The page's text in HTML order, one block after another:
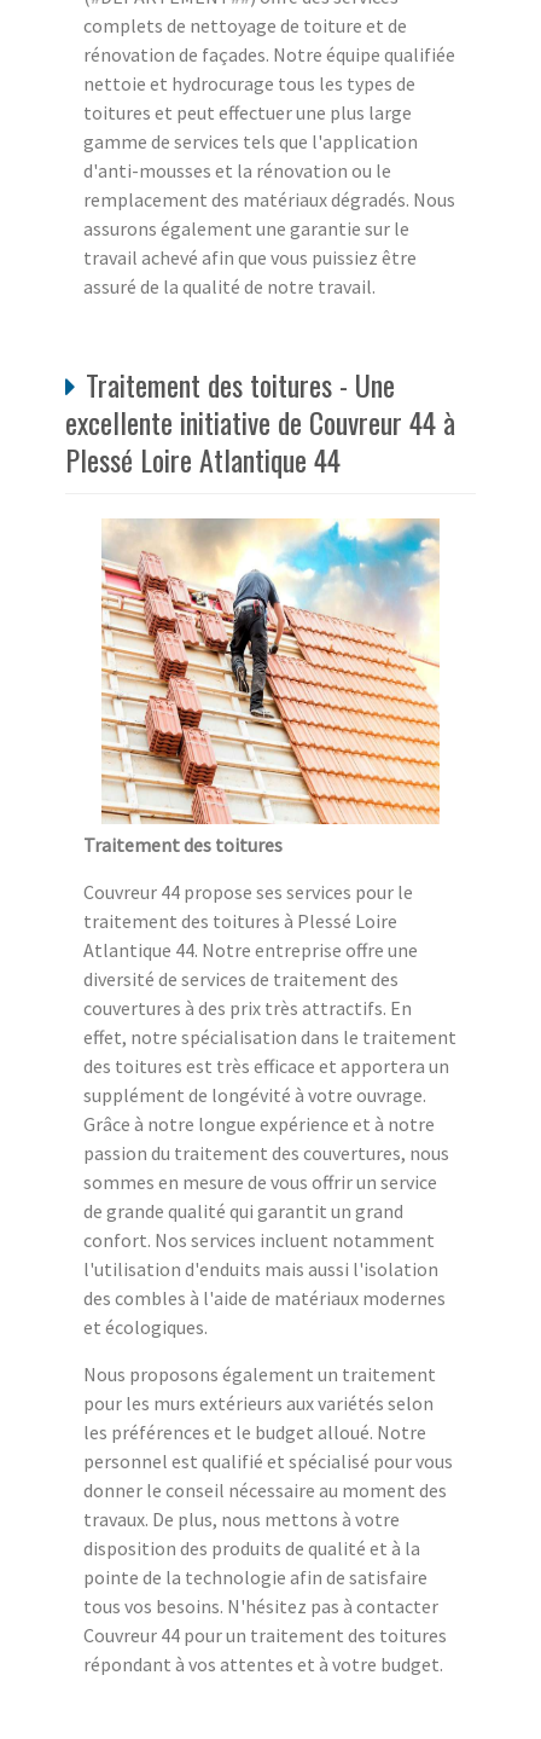
complets de nettoyage de toiture et de
rénovation de façades. Notre équipe qualifiée
nettoie et hydrocurage tous les types de
toitures et peut effectuer une plus large
gamme de services tels que l'application
d'anti-mousses et la rénovation ou le
remplacement des matériaux dégradés. Nous
assurons également une garantie sur le
travail achevé afin que vous puissiez être
assuré de la qualité de notre travail.
Traitement des toitures - Une
excellente initiative de Couvreur 44 à
Plessé Loire Atlantique 44
Traitement des toitures
Couvreur 44 propose ses services pour le
traitement des toitures à Plessé Loire
Atlantique 44. Notre entreprise offre une
diversité de services de traitement des
couvertures à des prix très attractifs. En
effet, notre spécialisation dans le traitement
des toitures est très efficace et apportera un
supplément de longévité à votre ouvrage.
Grâce à notre longue expérience et à notre
passion du traitement des couvertures, nous
sommes en mesure de vous offrir un service
de grande qualité qui garantit un grand
confort. Nos services incluent notamment
l'utilisation d'enduits mais aussi l'isolation
des combles à l'aide de matériaux modernes
et écologiques.
Nous proposons également un traitement
pour les murs extérieurs aux variétés selon
les préférences et le budget alloué. Notre
personnel est qualifié et spécialisé pour vous
donner le conseil nécessaire au moment des
travaux. De plus, nous mettons à votre
disposition des produits de qualité et à la
pointe de la technologie afin de satisfaire
tous vos besoins. N'hésitez pas à contacter
Couvreur 44 pour un traitement des toitures
répondant à vos attentes et à votre budget.